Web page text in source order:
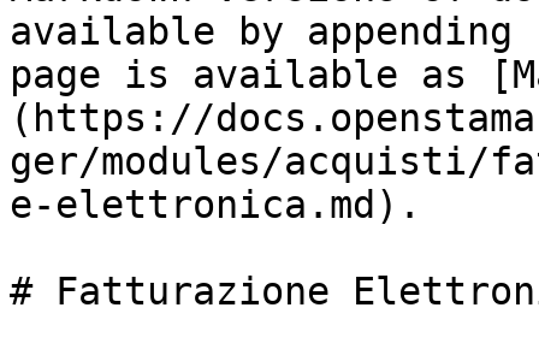
available by
page is available as
(https://
ger/modules/acquisti/
e-elettronica.md).
# Fatturazione